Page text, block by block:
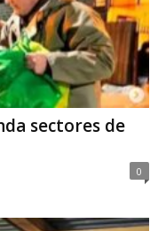
sectores de
0